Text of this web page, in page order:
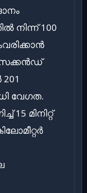
നിന്ന് 100
വേഗത.
മിനിറ്റ്